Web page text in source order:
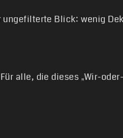
ungefilterte Blick: wenig
alle, die dieses „Wir-